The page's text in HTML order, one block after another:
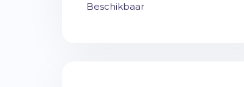
Beschikbaar